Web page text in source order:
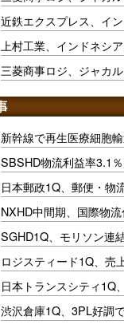
近鉄エクスプレス、イ
上村工業、インドネシ
三菱商事ロジ、ジャカ
新幹線で再生医療細胞
SBSHD物流利益率3.1
日本郵政1Q、郵便・物
NXHD中間期、国際物
SGHD1Q、モリソン連
ロジスティード1Q、売
日本トランスシティ1Q
渋沢倉庫1Q、3PL好調